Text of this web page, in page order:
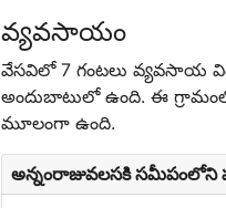
వ్యవసాయం
వేసవిలో 7 గంటలు వ్యవసాయ
అందుబాటులో ఉంది. ఈ గ్రామంలో
మూలంగా ఉంది.
అన్నంరాజువలసకి